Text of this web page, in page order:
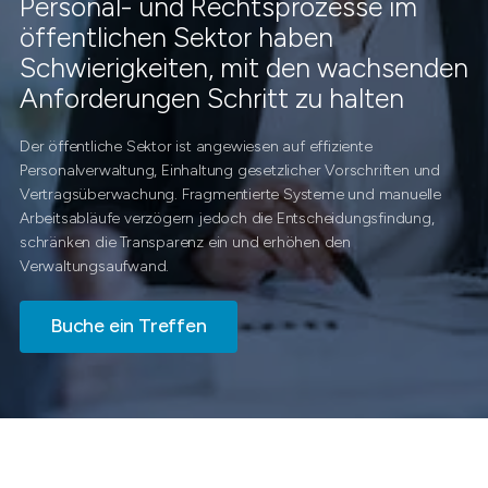
Personal- und Rechtsprozesse im
öffentlichen Sektor haben
Schwierigkeiten, mit den wachsenden
Anforderungen Schritt zu halten
Der öffentliche Sektor ist angewiesen auf effiziente
Personalverwaltung, Einhaltung gesetzlicher Vorschriften und
Vertragsüberwachung. Fragmentierte Systeme und manuelle
Arbeitsabläufe verzögern jedoch die Entscheidungsfindung,
schränken die Transparenz ein und erhöhen den
Verwaltungsaufwand.
Buche ein Treffen